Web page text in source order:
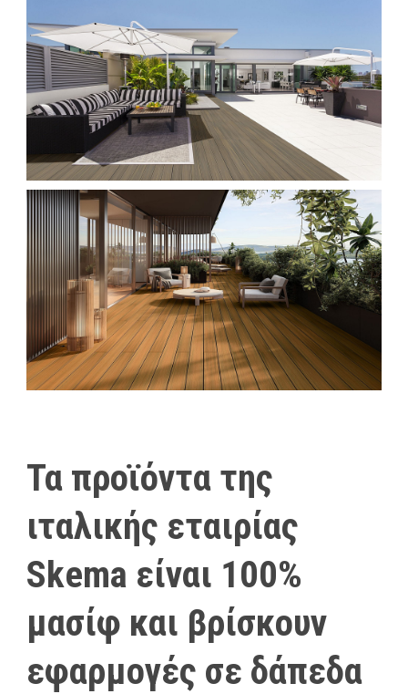
Τα προϊόντα της
ιταλικής εταιρίας
Skema είναι 100%
μασίφ και βρίσκουν
εφαρμογές σε δάπεδα